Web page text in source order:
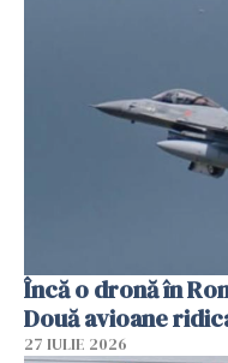
Încă o dronă în
Două avioane
27 IULIE 2026